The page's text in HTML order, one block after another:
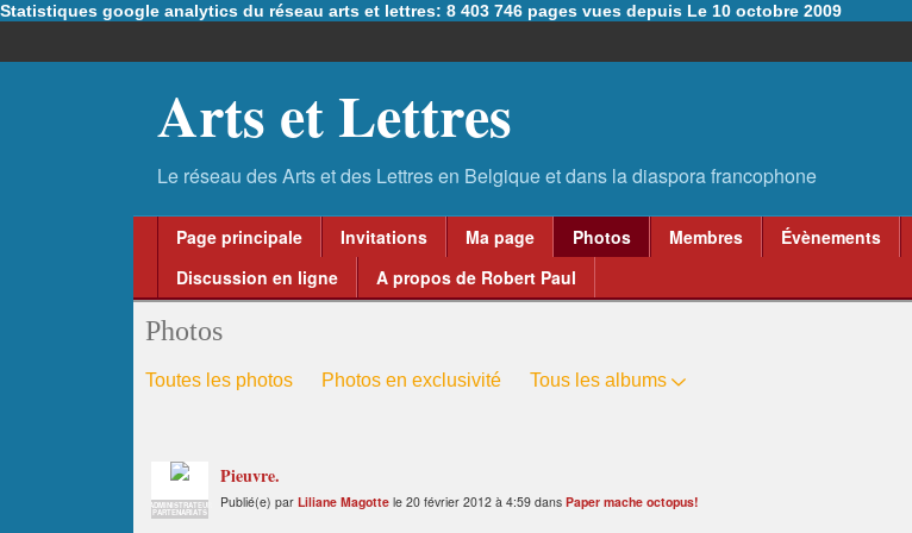
Statistiques google analytics du réseau arts et lettres: 8 403 746 pages vues depuis Le 10 octobre 2009
Arts et Lettres
Page principale Invitations Ma page Photos Membres Évènements
Discussion en ligne
A propos de Robert Paul
Photos
Toutes les photos Photos en exclusivité Tous les albums
ADMINISTRATEUR
PARTENARIATS
Pieuvre.
Publié(e) par Liliane Magotte le 20 février 2012 à 4:59 dans Paper mache octopus!